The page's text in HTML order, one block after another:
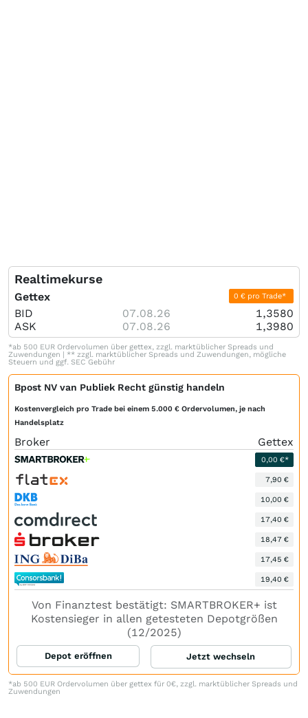
Realtimekurse
Gettex 0 € pro Trade*
BID 07.08.26
1,3580
ASK
07.08.26 1,3980
*ab 500 EUR Ordervolumen über gettex, zzgl. marktüblicher Spreads und
Zuwendungen | ** zzgl. marktüblicher Spreads und Zuwendungen, mögliche
Steuern und ggf. SEC Gebühr
Bpost NV van Publiek Recht günstig handeln
Kostenvergleich pro Trade bei einem 5.000 € Ordervolumen, je nach
Handelsplatz
Broker Gettex
0,00 €*
7,90 €
10,00 €
17,40 €
18,47 €
17,45 €
19,40 €
Von Finanztest bestätigt: SMARTBROKER+ ist
Kostensieger in allen getesteten Depotgrößen
(12/2025)
Depot eröffnen Jetzt wechseln
*ab 500 EUR Ordervolumen über gettex für 0€, zzgl. marktüblicher Spreads und
Zuwendungen